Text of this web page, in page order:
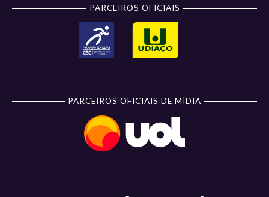
PARCEIROS OFICIAIS
PARCEIROS OFICIAIS DE MÍDIA